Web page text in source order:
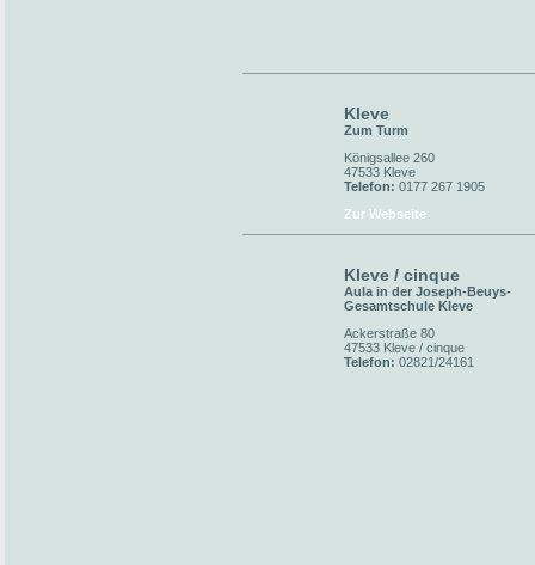
Kleve
Zum Turm
Königsallee 260
47533 Kleve
Telefon: 0177 267 1905
Zur Webseite
Kleve / cinque
Aula in der Joseph-Beuys-
Gesamtschule Kleve
Ackerstraße 80
47533 Kleve / cinque
Telefon: 02821/24161